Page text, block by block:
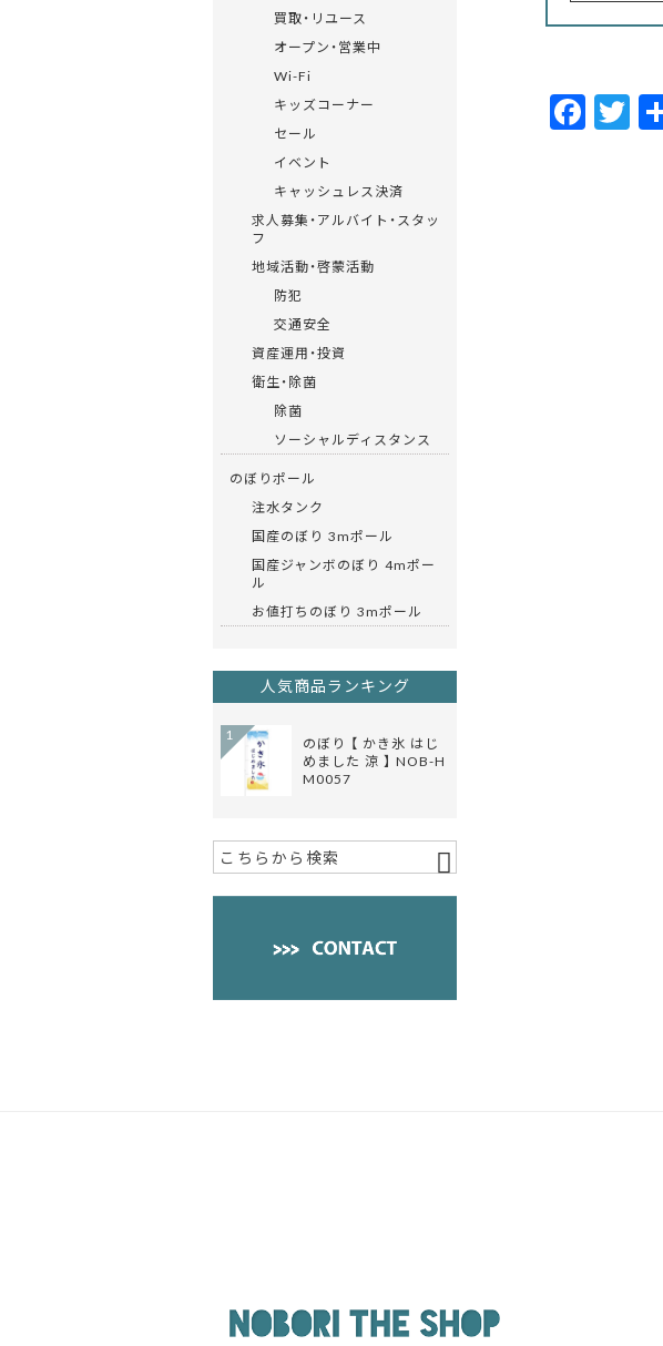
F
ac
T
w
買取・リユース
オープン・営業中
Wi-Fi
キッズコーナー
セール
イベント
キャッシュレス決済
求人募集・アルバイト・スタッ
フ
地域活動・啓蒙活動
防犯
交通安全
資産運用・投資
衛生・除菌
除菌
ソーシャルディスタンス
のぼりポール
注水タンク
国産のぼり 3mポール
国産ジャンボのぼり 4mポー
ル
お値打ちのぼり 3mポール
人気商品ランキング
のぼり 【 かき氷 はじ
めました 涼 】 NOB-H
M0057
1